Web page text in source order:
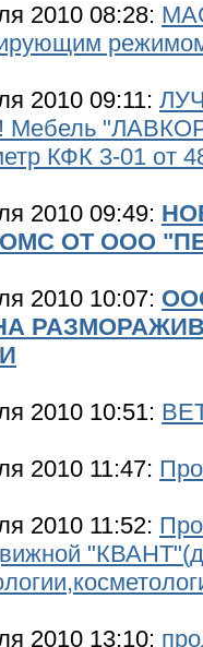
2010 08:28:
2010 09:11:
Мебель
КФК 3-01 от
2010 09:49:
ОТ ООО
2010 10:07:
2010 10:51:
2010 11:47:
2010 11:52:
2010 13:10: